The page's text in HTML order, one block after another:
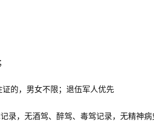
的，男女不限；退伍军人优先
录，无酒驾、醉驾、毒驾记录，无精神病